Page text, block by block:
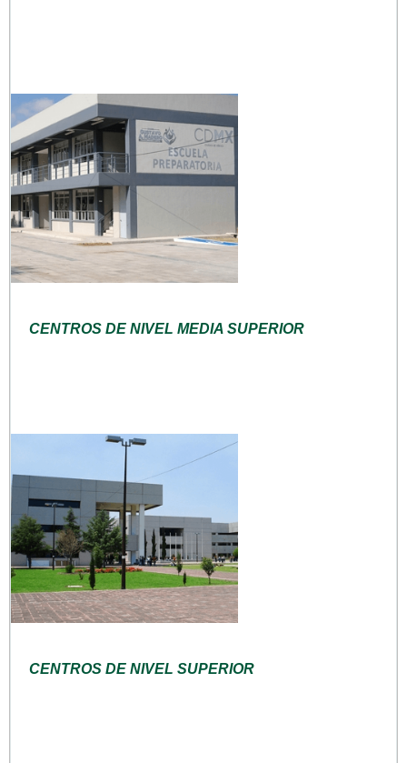
CENTROS DE NIVEL MEDIA SUPERIOR
CENTROS DE NIVEL SUPERIOR